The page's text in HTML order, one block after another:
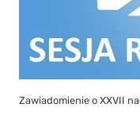
Zawiadomienie o XXVII